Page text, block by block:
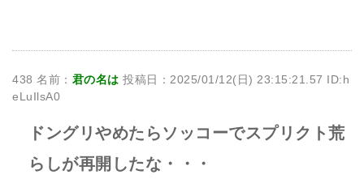
438 名前： 君の名は 投稿日：2025/01/12(日) 23:15:21.57 ID:h
eLuIlsA0
ドングリやめたらソッコーでスプリクト荒
らしが再開したな・・・